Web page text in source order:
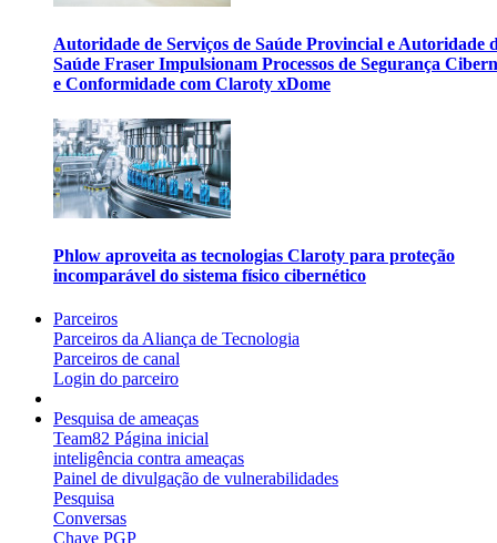
Autoridade de Serviços de Saúde Provincial e Autoridade
Saúde Fraser Impulsionam Processos de Segurança
e Conformidade com Claroty xDome
Phlow aproveita as tecnologias Claroty para proteção
incomparável do sistema físico cibernético
Parceiros
Parceiros da Aliança de Tecnologia
Parceiros de canal
Login do parceiro
Pesquisa de ameaças
Team82 Página inicial
inteligência contra ameaças
Painel de divulgação de vulnerabilidades
Pesquisa
Conversas
Chave PGP